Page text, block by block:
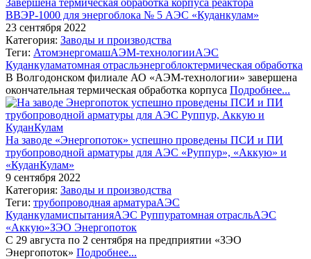
ВВЭР-1000 для энергоблока № 5 АЭС «Куданкулам»
23 сентября 2022
Категория: Заводы и производства
Теги: АтомэнергомашАЭМ-технологииАЭС
Куданкуламатомная отрасльэнергоблоктермическая обработка
В Волгодонском филиале АО «АЭМ-технологии» завершена
окончательная термическая обработка корпуса Подробнее...
На заводе «Энергопоток» успешно проведены ПСИ и ПИ
трубопроводной арматуры для АЭС «Руппур», «Аккую» и
«КуданКулам»
9 сентября 2022
Категория: Заводы и производства
Теги: трубопроводная арматураАЭС
КуданкуламиспытанияАЭС Руппуратомная отрасльАЭС
«Аккую»ЗЭО Энергопоток
С 29 августа по 2 сентября на предприятии «ЗЭО
Энергопоток» Подробнее...